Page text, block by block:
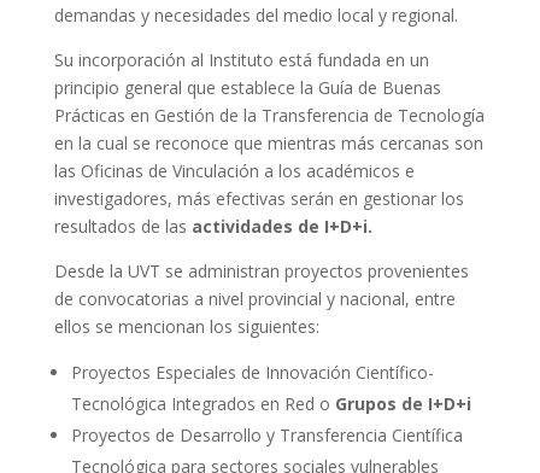
demandas y necesidades del medio local y regional.
Su incorporación al Instituto está fundada en un
principio general que establece la Guía de Buenas
Prácticas en Gestión de la Transferencia de Tecnología
en la cual se reconoce que mientras más cercanas son
las Oficinas de Vinculación a los académicos e
investigadores, más efectivas serán en gestionar los
resultados de las actividades de I+D+i.
Desde la UVT se administran proyectos provenientes
de convocatorias a nivel provincial y nacional, entre
ellos se mencionan los siguientes:
Proyectos Especiales de Innovación Científico-
Tecnológica Integrados en Red o Grupos de I+D+i
Proyectos de Desarrollo y Transferencia Científica
Tecnológica para sectores sociales vulnerables